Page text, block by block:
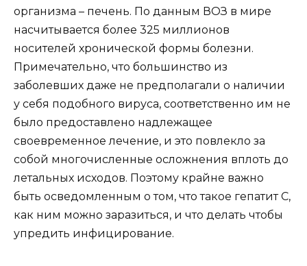
организма – печень. По данным ВОЗ в мире
насчитывается более 325 миллионов
носителей хронической формы болезни.
Примечательно, что большинство из
заболевших даже не предполагали о наличии
у себя подобного вируса, соответственно им не
было предоставлено надлежащее
своевременное лечение, и это повлекло за
собой многочисленные осложнения вплоть до
летальных исходов. Поэтому крайне важно
быть осведомленным о том, что такое гепатит С,
как ним можно заразиться, и что делать чтобы
упредить инфицирование.